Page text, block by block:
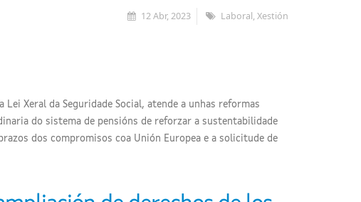
12 Abr, 2023 Laboral, Xestión
Xeral da Seguridade Social, atende a unhas reformas
do sistema de pensións de reforzar a sustentabilidade
dos compromisos coa Unión Europea e a solicitude de